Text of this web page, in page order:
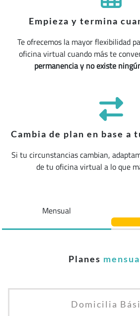
Empieza y termina
Te ofrecemos la mayor flexibilidad
oficina virtual cuando más te
permanencia y no existe
Cambia de plan en base a
Si tu circunstancias cambian,
de tu oficina virtual a lo que
Mensual
Planes
Domicilia